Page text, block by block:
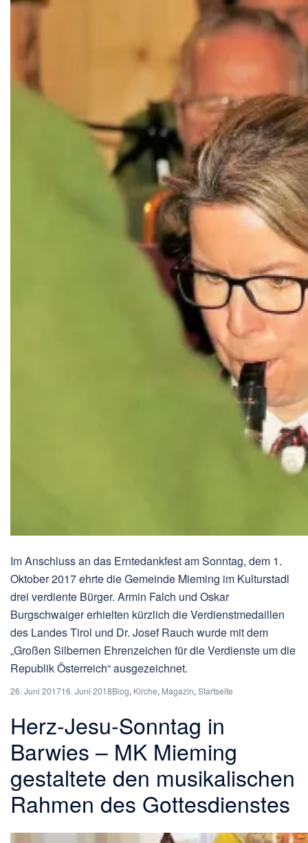
Im Anschluss an das Erntedankfest am Sonntag, dem 1.
Oktober 2017 ehrte die Gemeinde Mieming im Kulturstadl
drei verdiente Bürger. Armin Falch und Oskar
Burgschwaiger erhielten kürzlich die Verdienstmedaillen
des Landes Tirol und Dr. Josef Rauch wurde mit dem
„Großen Silbernen Ehrenzeichen für die Verdienste um die
Republik Österreich“ ausgezeichnet.
26. Juni 201716. Juni 2018Blog, Kirche, Magazin, Startseite
Herz-Jesu-Sonntag in
Barwies – MK Mieming
gestaltete den musikalischen
Rahmen des Gottesdienstes